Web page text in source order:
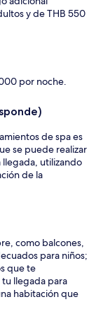
y de THB 550
por noche.
de spa es
se puede realizar
llegada, utilizando
de la
como balcones,
para niños;
que te
llegada para
habitación que